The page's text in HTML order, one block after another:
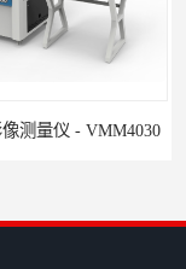
测量仪 - VMM4030